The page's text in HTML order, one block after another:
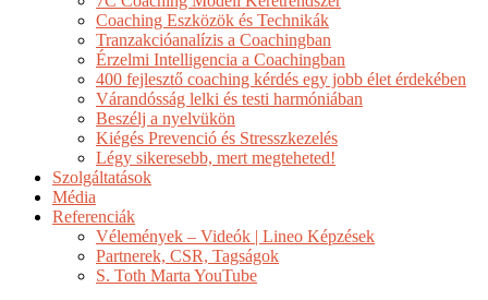
Coaching Eszközök és Technikák
Tranzakcióanalízis a Coachingban
Érzelmi Intelligencia a Coachingban
400 fejlesztő coaching kérdés egy jobb élet érdekében
Várandósság lelki és testi harmóniában
Beszélj a nyelvükön
Kiégés Prevenció és Stresszkezelés
Légy sikeresebb, mert megteheted!
Szolgáltatások
Média
Referenciák
Vélemények – Videók | Lineo Képzések
Partnerek, CSR, Tagságok
S. Toth Marta YouTube